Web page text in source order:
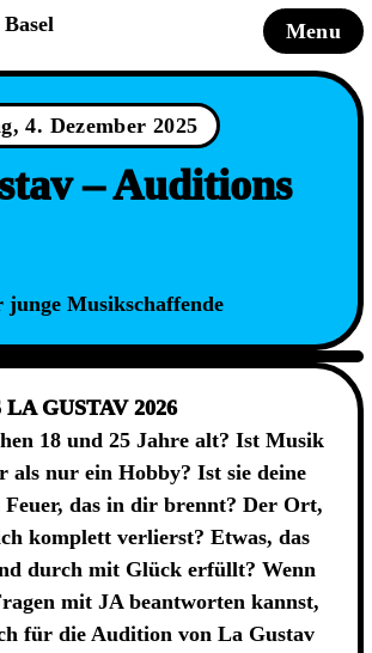
Menu
4. Dezember 2025
– Auditions
Musikschaffende
GUSTAV 2026
18 und 25 Jahre alt? Ist Musik
als nur ein Hobby? Ist sie deine
Feuer, das in dir brennt? Der Ort,
komplett verlierst? Etwas, das
durch mit Glück erfüllt? Wenn
mit JA beantworten kannst,
für die Audition von La Gustav